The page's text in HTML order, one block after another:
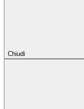
Chiudi